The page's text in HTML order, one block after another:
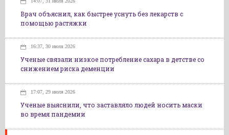
Врач объяснил, как быстрее уснуть без лекарств с
помощью растяжки
16:37, 30 июля 2026
Ученые связали низкое потребление сахара в детстве со
снижением риска деменции
17:07, 29 июля 2026
Ученые выяснили, что заставляло людей носить маски
во время пандемии